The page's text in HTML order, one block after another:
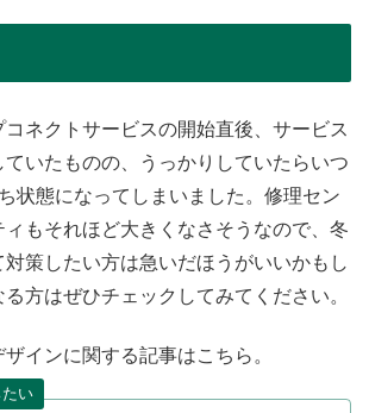
ネクトサービスの開始直後、サービス
いたものの、うっかりしていたらいつ
状態になってしまいました。修理セン
ィもそれほど大きくなさそうなので、冬
策したい方は急いだほうがいいかもし
方はぜひチェックしてみてください。
インに関する記事はこちら。